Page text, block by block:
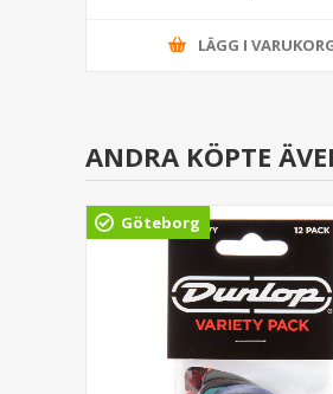
LÄGG I
ANDRA KÖPTE
Göteborg